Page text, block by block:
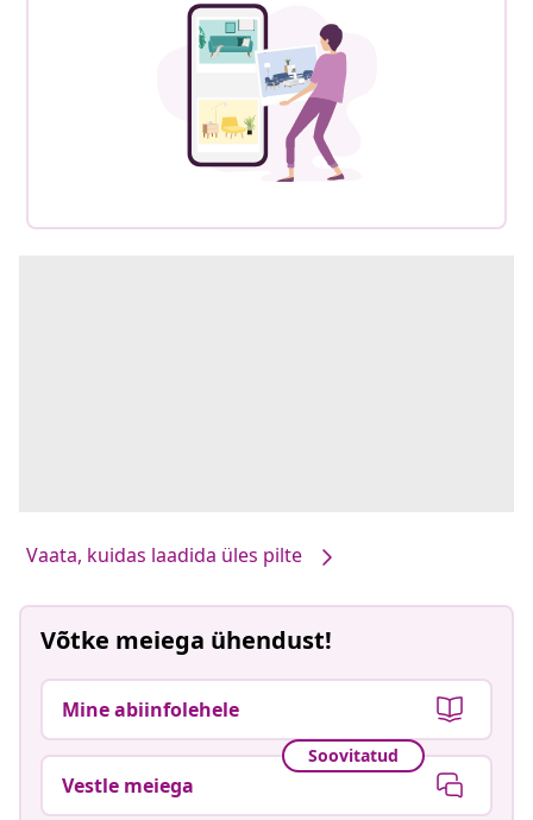
Vaata, kuidas laadida üles pilte
Võtke meiega ühendust!
Mine abiinfolehele
Soovitatud
Vestle meiega